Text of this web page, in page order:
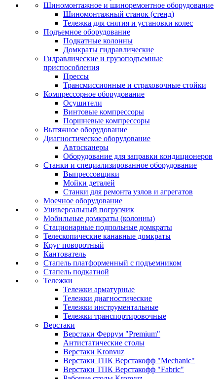
Шиномонтажное и шиноремонтное оборудование
Шиномонтажный станок (стенд)
Тележка для снятия и установки колес
Подъемное оборудование
Подкатные колонны
Домкраты гидравлические
Гидравлические и грузоподъемные
приспособления
Прессы
Трансмиссионные и страховочные стойки
Компрессорное оборудование
Осушители
Винтовые компрессоры
Поршневые компрессоры
Вытяжное оборудование
Диагностическое оборудование
Автосканеры
Оборудование для заправки кондиционеров
Станки и специализированное оборудование
Выпрессовщики
Мойки деталей
Станки для ремонта узлов и агрегатов
Моечное оборудование
Универсальный погрузчик
Мобильные домкраты (колонны)
Стационарные подпольные домкраты
Телескопические канавные домкраты
Круг поворотный
Кантователь
Стапель платформенный с подъемником
Стапель подкатной
Тележки
Тележки арматурные
Тележки диагностические
Тележки инструментальные
Тележки транспортировочные
Верстаки
Верстаки Феррум "Premium"
Антистатические столы
Верстаки Kronvuz
Верстаки ТПК Верстакофф "Mechanic"
Верстаки ТПК Верстакофф "Fabric"